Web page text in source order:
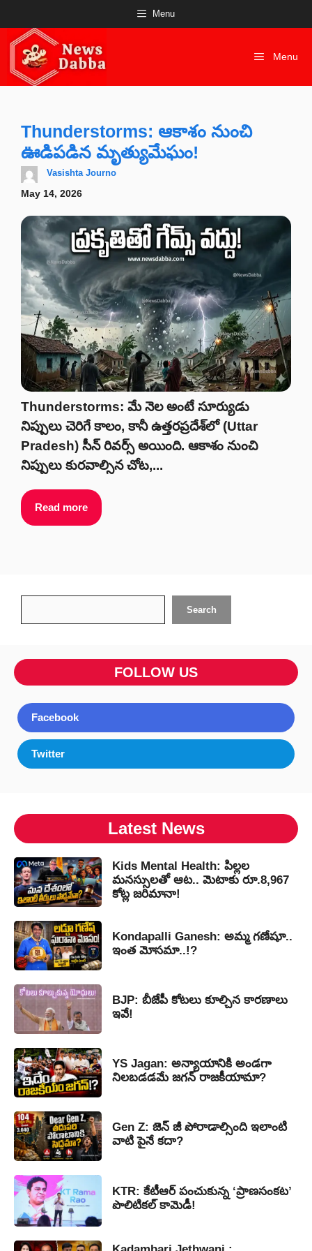
to
content
Menu
Menu
Thunderstorms: ఆకాశం నుంచి
ఊడిపడిన మృత్యుమేఘం!
Vasishta Journo
May 14, 2026
Thunderstorms: మే నెల అంటే సూర్యుడు
నిప్పులు చెరిగే కాలం, కానీ ఉత్తరప్రదేశ్‌లో (Uttar
Pradesh) సీన్ రివర్స్ అయింది. ఆకాశం నుంచి
నిప్పులు కురవాల్సిన చోట,...
Read more
Search
FOLLOW US
Facebook
Twitter
Latest News
Kids Mental Health: పిల్లల
మనస్సులతో ఆట.. మెటాకు రూ.8,967
కోట్ల జరిమానా!
Kondapalli Ganesh: అమ్మ గణేషూ..
ఇంత మోసమా..!?
BJP: బీజేపీ కోటలు కూల్చిన కారణాలు
ఇవే!
YS Jagan: అన్యాయానికి అండగా
నిలబడడమే జగన్ రాజకీయామా?
Gen Z: జెన్ జీ పోరాడాల్సింది ఇలాంటి
వాటి పైనే కదా?
KTR: కేటీఆర్ పంచుకున్న ‘ప్రాణసంకట’
పొలిటికల్ కామెడీ!